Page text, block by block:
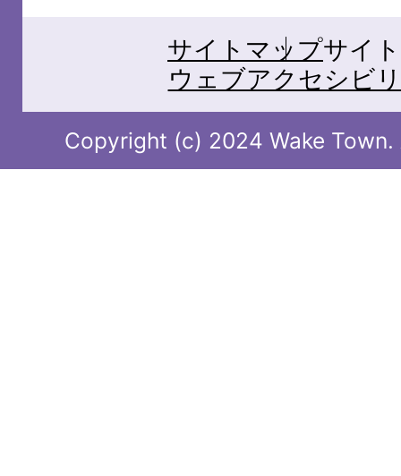
サイトマップサイ
ウェブアクセシビ
Copyright (c) 2024 Wake Town.